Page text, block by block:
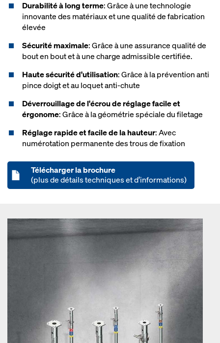
Durabilité à long terme: Grâce à une technologie
innovante des matériaux et une qualité de fabrication
élevée
Sécurité maximale: Grâce à une assurance qualité de
bout en bout et à une charge admissible certifiée.
Haute sécurité d'utilisation: Grâce à la prévention anti
pince doigt et au loquet anti-chute
Déverrouillage de l'écrou de réglage facile et
érgonome: Grâce à la géométrie spéciale du filetage
Réglage rapide et facile de la hauteur: Avec
numérotation permanente des trous de fixation
Télécharger la brochure
(plus de détails techniques et d’informations)